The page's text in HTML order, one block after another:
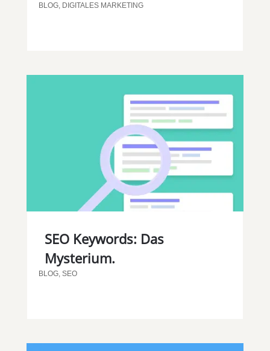
BLOG, DIGITALES MARKETING
SEO Keywords: Das
Mysterium.
BLOG, SEO